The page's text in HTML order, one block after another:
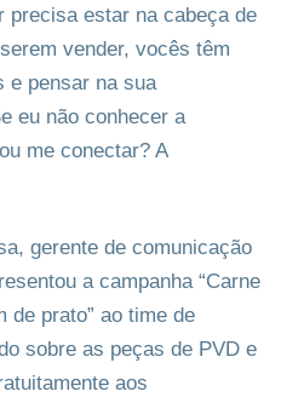
precisa estar na cabeça de
vender, vocês têm
e pensar na sua
eu não conhecer a
me conectar? A
gerente de comunicação
a campanha “Carne
de prato” ao time de
sobre as peças de PVD e
aos